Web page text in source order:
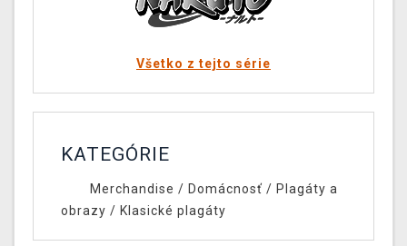
Všetko z tejto série
KATEGÓRIE
Merchandise / Domácnosť / Plagáty a
obrazy / Klasické plagáty